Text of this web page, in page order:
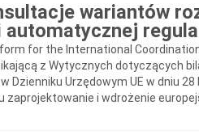
wariantów
for the International
z Wytycznych dotyczących
Dzienniku Urzędowym UE w dniu
zaprojektowanie i wdrożenie